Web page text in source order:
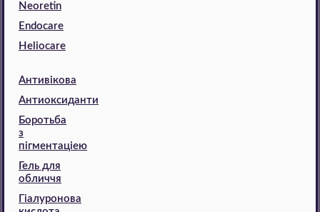
Neoretin
Endocare
Heliocare
Антивікова
Антиоксиданти
Боротьба
з
пігментаціею
Гель для
обличчя
Гіалуронова